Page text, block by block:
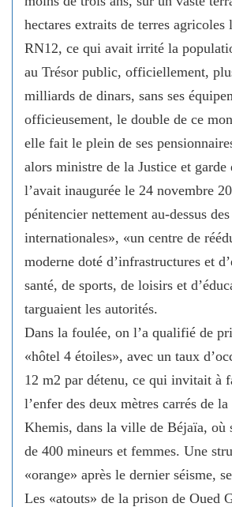
hectares extraits de terres agricoles
RN12, ce qui avait irrité la
au Trésor public, officiellement,
milliards de dinars, sans ses
officieusement, le double de ce
elle fait le plein de ses
alors ministre de la Justice et garde
l’avait inaugurée le 24 novembre
pénitencier nettement au-dessus
internationales», «un centre de
moderne doté d’infrastructures et
santé, de sports, de loisirs et
targuaient les autorités.
Dans la foulée, on l’a qualifié de
«hôtel 4 étoiles», avec un taux
12 m2 par détenu, ce qui invitait à
l’enfer des deux mètres carrés de la
Khemis, dans la ville de Béjaïa, où
de 400 mineurs et femmes. Une
«orange» après le dernier séisme,
Les «atouts» de la prison de Oued